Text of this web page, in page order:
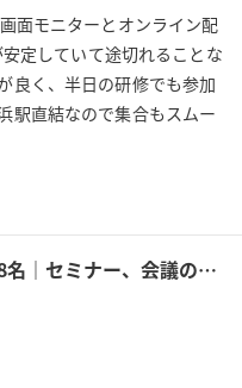
面モニターとオンライン配
定していて途切れることな
良く、半日の研修でも参加
駅直結なので集合もスムー
駅直結！横浜駅徒歩30秒｜最大8名｜セミナー、会議の利用に最適！エキニア横浜｜5階ハマポート「フェンネル」